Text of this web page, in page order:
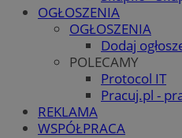
OGŁOSZENIA
OGŁOSZENIA
Dodaj
POLECAMY
Protocol IT
Pracuj.pl -
REKLAMA
WSPÓŁPRACA